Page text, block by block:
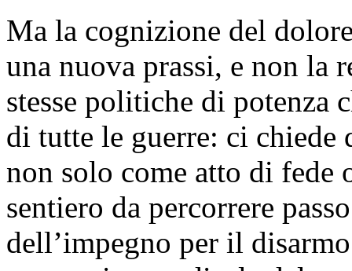
Ma la cognizione del
una nuova prassi, e non la
stesse politiche di potenza
di tutte le guerre: ci chiede
non solo come atto di fede
sentiero da percorrere
dell’impegno per il